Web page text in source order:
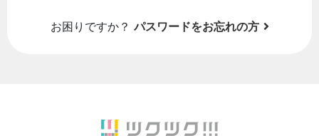
お困りですか？ パスワードをお忘れの方